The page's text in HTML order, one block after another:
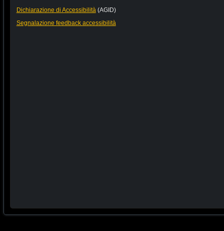
Dichiarazione di Accessibilità (AGID)
Segnalazione feedback accessibilità